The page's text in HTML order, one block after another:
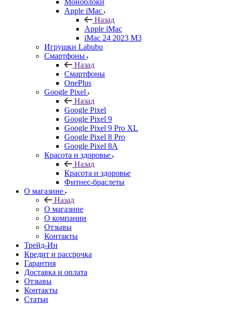
Моноблоки
Apple iMac
Назад
Apple iMac
iMac 24 2023 M3
Игрушки Labubu
Смартфоны
Назад
Смартфоны
OnePlus
Google Pixel
Назад
Google Pixel
Google Pixel 9
Google Pixel 9 Pro XL
Google Pixel 8 Pro
Google Pixel 8A
Красота и здоровье
Назад
Красота и здоровье
Фитнес-браслеты
О магазине
Назад
О магазине
О компании
Отзывы
Контакты
Трейд-Ин
Кредит и рассрочка
Гарантия
Доставка и оплата
Отзывы
Контакты
Статьи